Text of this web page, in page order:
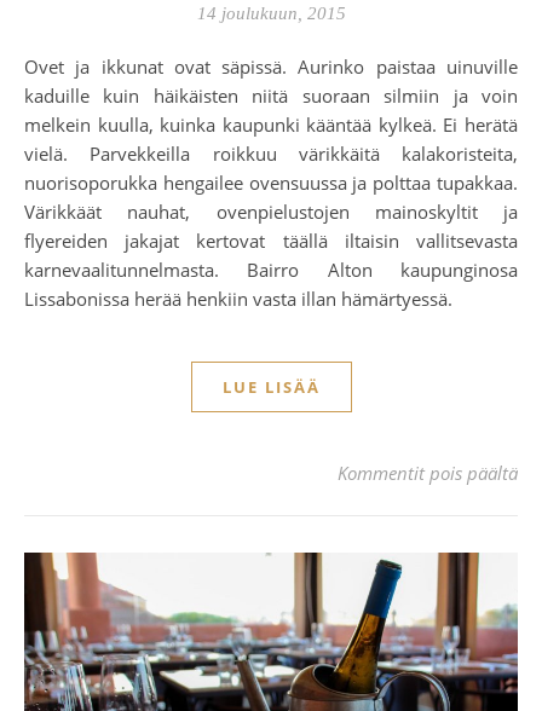
14 joulukuun, 2015
Ovet ja ikkunat ovat säpissä. Aurinko paistaa uinuville
kaduille kuin häikäisten niitä suoraan silmiin ja voin
melkein kuulla, kuinka kaupunki kääntää kylkeä. Ei herätä
vielä. Parvekkeilla roikkuu värikkäitä kalakoristeita,
nuorisoporukka hengailee ovensuussa ja polttaa tupakkaa.
Värikkäät nauhat, ovenpielustojen mainoskyltit ja
flyereiden jakajat kertovat täällä iltaisin vallitsevasta
karnevaalitunnelmasta. Bairro Alton kaupunginosa
Lissabonissa herää henkiin vasta illan hämärtyessä.
LUE LISÄÄ
Kommentit pois päältä